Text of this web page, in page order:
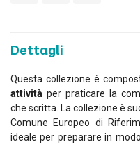
Dettagli
Questa collezione è
attività per praticare la
che scritta. La collezione è
Comune Europeo di
ideale per preparare in